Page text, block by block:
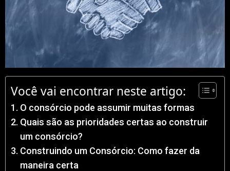
Você vai encontrar neste artigo:
O consórcio pode assumir muitas formas
Quais são as prioridades certas ao construir
um consórcio?
Construindo um Consórcio: Como fazer da
maneira certa